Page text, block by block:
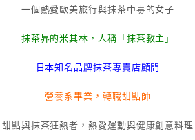
一個熱愛歐美旅行與抹茶中毒的女子
抹茶界的米其林，人稱「抹茶教主」
日本知名品牌抹茶專賣店顧問
營養系畢業，轉職甜點師
甜點與抹茶狂熱者，熱愛運動與健康創意料理